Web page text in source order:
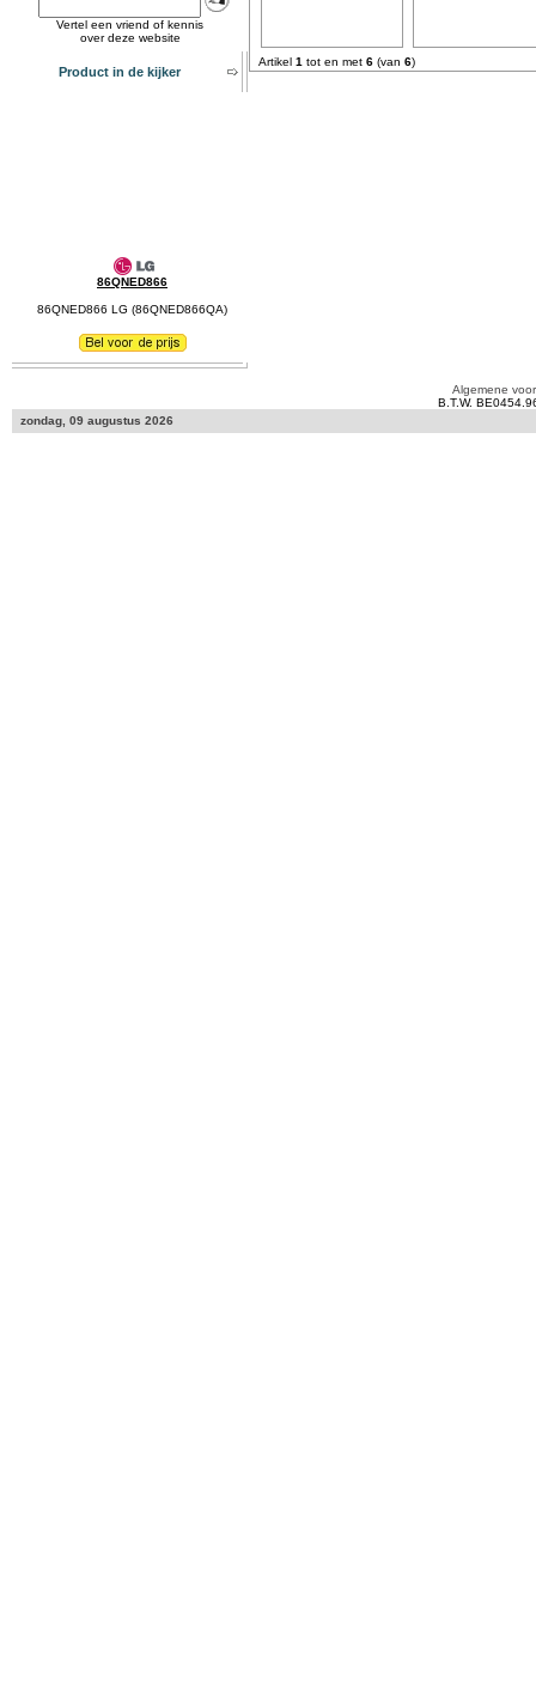
Vertel een vriend of kennis
over deze website
Product in de kijker
86QNED866
86QNED866 LG (86QNED866QA)
Artikel 1 tot en met 6 (van 6)
Algemene
B.T.W.
zondag, 09 augustus 2026